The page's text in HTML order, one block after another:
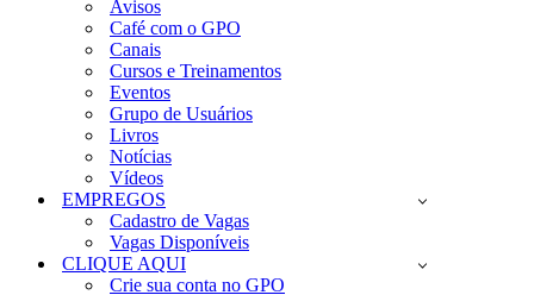
Avisos
Café com o GPO
Canais
Cursos e Treinamentos
Eventos
Grupo de Usuários
Livros
Notícias
Vídeos
EMPREGOS
Cadastro de Vagas
Vagas Disponíveis
CLIQUE AQUI
Crie sua conta no GPO